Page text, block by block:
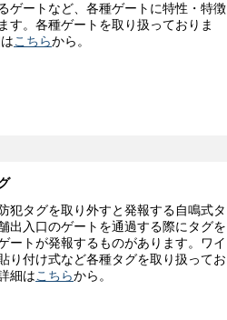
ゲートなど、各種ゲートに特性・特徴
す。各種ゲートを取り扱っておりま
こちらから。
犯タグを取り外すと発報する自鳴式タ
出入口のゲートを通過する際にタグを
ートが発報するものがあります。ワイ
り付け式など各種タグを取り扱ってお
細はこちらから。